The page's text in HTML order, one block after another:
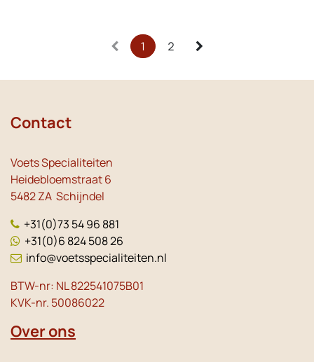
1 2
Contact
Voets Specialiteiten
Heidebloemstraat 6
5482 ZA Schijndel
+31(0)73 54 96 881
+31(0)6 824 508 26
info@voetsspecialiteiten.nl
BTW-nr: NL 822541075B01
KVK-nr. 50086022
Over ons